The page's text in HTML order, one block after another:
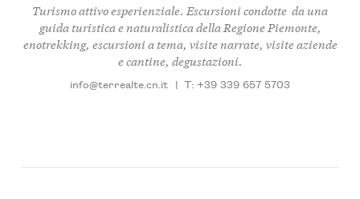
Turismo attivo esperienziale. Escursioni condotte da una
guida turistica e naturalistica della Regione Piemonte,
enotrekking, escursioni a tema, visite narrate, visite aziende
e cantine, degustazioni.
info@terrealte.cn.it | T: +39 339 657 5703